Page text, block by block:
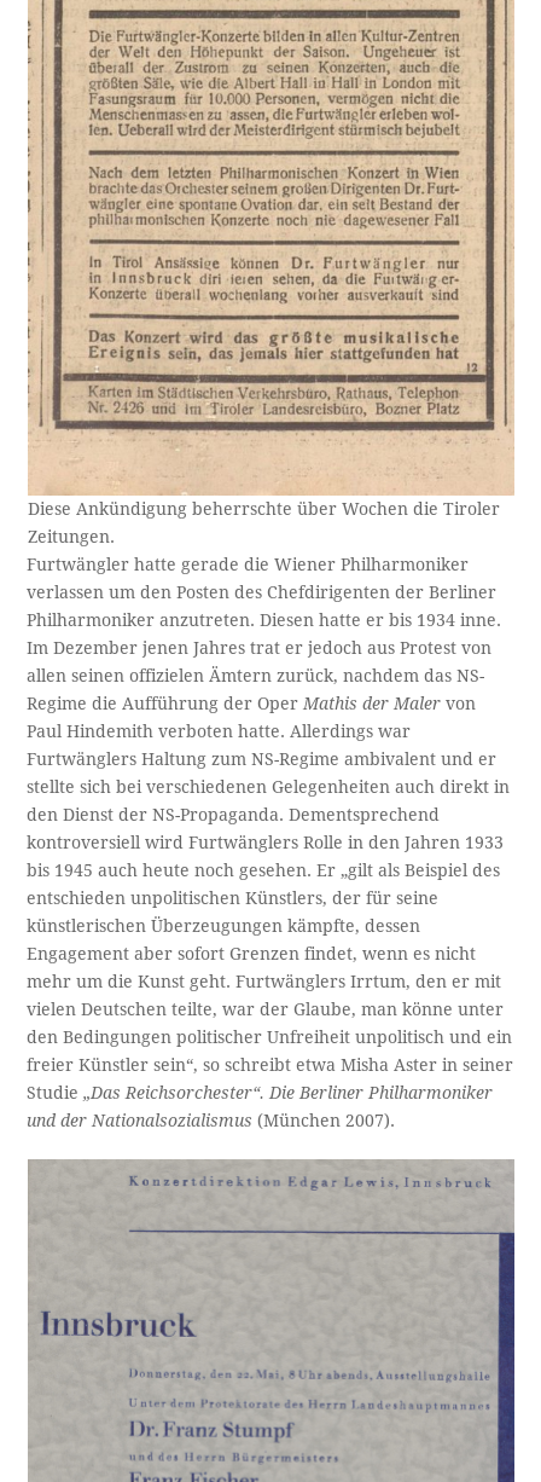
Diese Ankündigung beherrschte über Wochen die Tiroler
Zeitungen.
Furtwängler hatte gerade die Wiener Philharmoniker
verlassen um den Posten des Chefdirigenten der Berliner
Philharmoniker anzutreten. Diesen hatte er bis 1934 inne.
Im Dezember jenen Jahres trat er jedoch aus Protest von
allen seinen offizielen Ämtern zurück, nachdem das NS-
Regime die Aufführung der OperMathis der Maler von
Paul Hindemith verboten hatte. Allerdings war
Furtwänglers Haltung zum NS-Regime ambivalent und er
stellte sich bei verschiedenen Gelegenheiten auch direkt in
den Dienst der NS-Propaganda. Dementsprechend
kontroversiell wird Furtwänglers Rolle in den Jahren 1933
bis 1945 auch heute noch gesehen. Er „gilt als Beispiel des
entschieden unpolitischen Künstlers, der für seine
künstlerischen Überzeugungen kämpfte, dessen
Engagement aber sofort Grenzen findet, wenn es nicht
mehr um die Kunst geht. Furtwänglers Irrtum, den er mit
vielen Deutschen teilte, war der Glaube, man könne unter
den Bedingungen politischer Unfreiheit unpolitisch und ein
freier Künstler sein“, so schreibt etwa Misha Aster in seiner
Studie„Das Reichsorchester“. Die Berliner Philharmoniker
und der Nationalsozialismus (München 2007).